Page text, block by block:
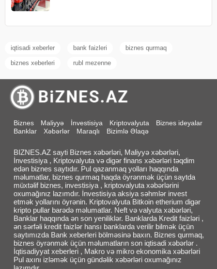
iqtisadi xeberler bank faizleri biznes qurmaq
biznes xeberleri rubl mezenne
Biznes Maliyyə İnvestisiya Kriptovalyuta
Biznes ideyalar
Banklar
Xəbərlər Maraqlı Bizimlə Əlaqə
BIZNES.AZ sayti Biznes xəbərləri, Maliyyə xəbərləri,
İnvestisiya , Kriptovalyuta və digər finans xəbərləri təqdim
edən biznes saytıdır. Pul qazanmaq yolları haqqında
məlumatlar, biznes qurmaq haqda öyrənmək üçün saytda
müxtəlif biznes, investisiya , kriptovalyuta xəbərlərini
oxumağınız lazımdır. İnvestisiya aksiya səhmlər invest
etmək yollarını öyrənin. Kriptovalyuta Bitkoin etherium digər
kripto pullar barədə məlumatlar. Neft və valyuta xəbərləri,
Banklar haqqında ən son yeniliklər. Banklarda Kredit faizləri ,
ən sərfəli kredit faizlər hansı banklarda verilir bilmək üçün
saytımızda Bank xeberleri bölməsinə baxın. Biznes qurmaq,
biznes öyrənmək üçün məlumatların son iqtisadi xəbərlər .
İqtisadiyyat xeberleri , Makro və mikro ekonomika xəbərləri
Pul axını izləmək üçün gündəlik xəbərləri oxumağınız